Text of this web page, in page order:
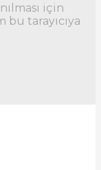
için
bu tarayıcıya